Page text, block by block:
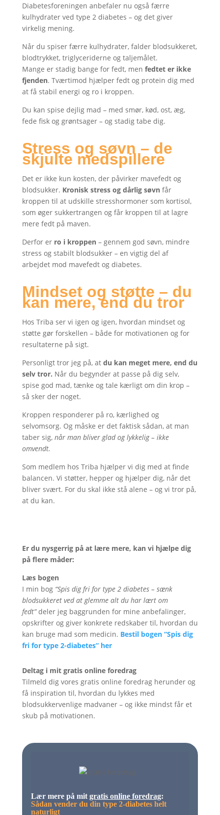
Diabetesforeningen anbefaler nu også færre
kulhydrater ved type 2 diabetes – og det giver
virkelig mening.
Når du spiser færre kulhydrater, falder blodsukkeret,
blodtrykket, triglyceriderne og taljemålet.
Mange er stadig bange for fedt, men fedtet er ikke
fjenden. Tværtimod hjælper fedt og protein dig med
at få stabil energi og ro i kroppen.
Du kan spise dejlig mad – med smør, kød, ost, æg,
fede fisk og grøntsager – og stadig tabe dig.
Stress og søvn – de
skjulte medspillere
Det er ikke kun kosten, der påvirker mavefedt og
blodsukker. Kronisk stress og dårlig søvnfår
kroppen til at udskille stresshormoner som kortisol,
som øger sukkertrangen og får kroppen til at lagre
mere fedt på maven.
Derfor er ro i kroppen– gennem god søvn, mindre
stress og stabilt blodsukker – en vigtig del af
arbejdet mod mavefedt og diabetes.
Mindset og støtte – du
kan mere, end du tror
Hos Triba ser vi igen og igen, hvordan mindset og
støtte gør forskellen – både for motivationen og for
resultaterne på sigt.
Personligt tror jeg på, at du kan meget mere, end du
selv tror. Når du begynder at passe på dig selv,
spise god mad, tænke og tale kærligt om din krop –
så sker der noget.
Kroppen responderer på ro, kærlighed og
selvomsorg. Og måske er det faktisk sådan, at man
taber sig, når man bliver glad og lykkelig – ikke
omvendt.
Som medlem hos Triba hjælper vi dig med at finde
balancen. Vi støtter, hepper og hjælper dig, når det
bliver svært. For du skal ikke stå alene – og vi tror på,
at du kan.
Er du nysgerrig på at lære mere, kan vi hjælpe dig
på flere måder:
Læs bogen
I min bog “Spis dig fri for type 2 diabetes – sænk
blodsukkeret ved at glemme alt du har lært om
fedt”deler jeg baggrunden for mine anbefalinger,
opskrifter og giver konkrete redskaber til, hvordan du
kan bruge mad som medicin. Bestil bogen “Spis dig
fri for type 2-diabetes” her
Deltag i mit gratis online foredrag
Tilmeld dig vores gratis online foredrag herunder og
få inspiration til, hvordan du lykkes med
blodsukkervenlige madvaner – og ikke mindst får et
skub på motivationen.
Lær mere på mit gratis online foredrag:
Sådan vender du din type 2-diabetes helt
naturligt